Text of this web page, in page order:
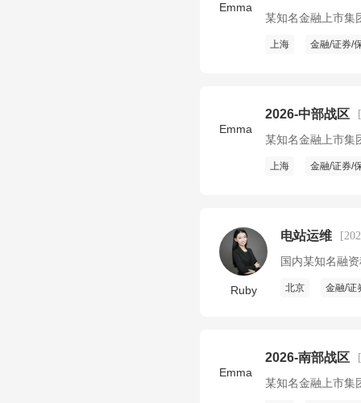
Emma
某知名金融上市集
上海 金融/证券/
Emma
2026-中部战区
某知名金融上市集
上海 金融/证券/
Ruby
电站运维
国内某知名融
北京 金融/证
Emma
2026-南部战区
某知名金融上市集